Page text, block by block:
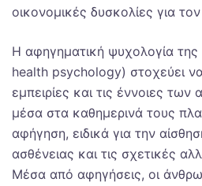
οικονομικές δυσκολίες για
Η αφηγηματική ψυχολογία
health psychology) στοχεύει
εμπειρίες και τις έννοιες
μέσα στα καθημερινά τους
αφήγηση, ειδικά για την
ασθένειας και τις σχετικές
Μέσα από αφηγήσεις, οι